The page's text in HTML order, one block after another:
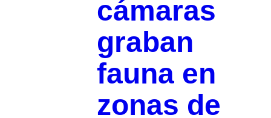
cámaras
graban
fauna en
zonas de